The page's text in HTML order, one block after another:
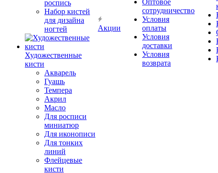
роспись
Набор кистей
для дизайна
ногтей
Художественные
кисти
Акварель
Гуашь
Темпера
Акрил
Масло
Для росписи
миниатюр
Для иконописи
Для тонких
линий
Флейцевые
кисти
Акции
сотрудничество
Условия
оплаты
Условия
доставки
Условия
возврата